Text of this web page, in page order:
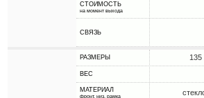
СТОИМОСТЬ
на момент выхода
СВЯЗЬ
РАЗМЕРЫ 135
ВЕС
МАТЕРИАЛ
фронт, низ, рамка